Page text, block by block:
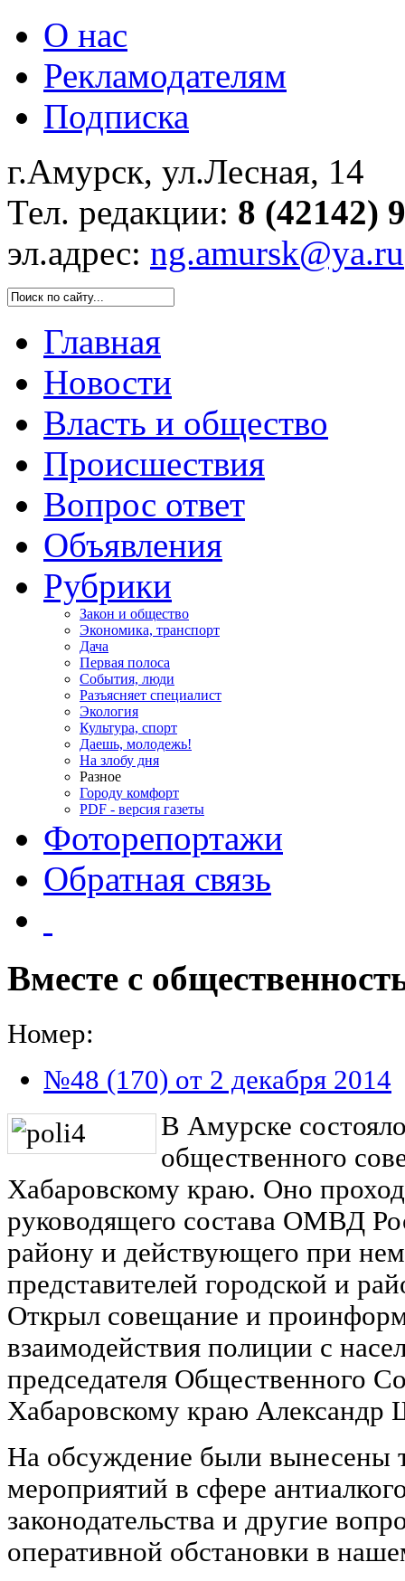
О нас
Рекламодателям
Подписка
г.Амурск, ул.Лесная, 14
Тел. редакции: 8 (42142)
эл.адрес: ng.amursk@ya.ru
Главная
Новости
Власть и общество
Происшествия
Вопрос ответ
Объявления
Рубрики
Закон и общество
Экономика, транспорт
Дача
Первая полоса
События, люди
Разъясняет специалист
Экология
Культура, спорт
Даешь, молодежь!
На злобу дня
Разное
Городу комфорт
PDF - версия газеты
Фоторепортажи
Обратная связь
Вместе с
Номер:
№48 (170) от 2 декабря 2014
В Амурске
общественного
Хабаровскому краю. Оно
руководящего состава ОМВД
району и действующего при
представителей городской и
Открыл совещание и
взаимодействия полиции с
председателя Общественного
Хабаровскому краю Александр
На обсуждение были вынесены
мероприятий в сфере
законодательства и другие
оперативной обстановки в